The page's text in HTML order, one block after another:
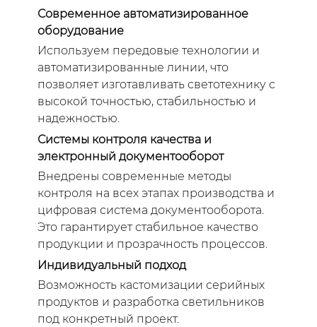
Современное автоматизированное
оборудование
Используем передовые технологии и
автоматизированные линии, что
позволяет изготавливать светотехнику с
высокой точностью, стабильностью и
надежностью.
Системы контроля качества и
электронный документооборот
Внедрены современные методы
контроля на всех этапах производства и
цифровая система документооборота.
Это гарантирует стабильное качество
продукции и прозрачность процессов.
Индивидуальный подход
Возможность кастомизации серийных
продуктов и разработка светильников
под конкретный проект.